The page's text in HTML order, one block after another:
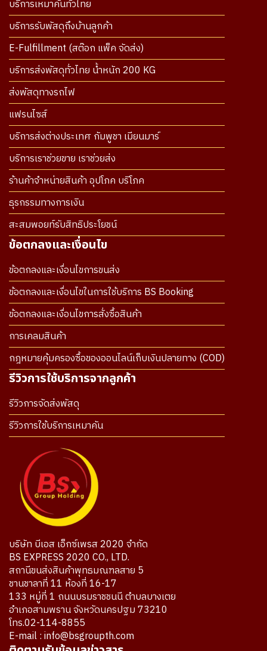
บริการเหมาคันทั่วไทย
บริการรับพัสดุถึงบ้านลูกค้า
E-Fulfillment (สต๊อก แพ็ค จัดส่ง)
บริการส่งพัสดุทั่วไทย น้ำหนัก 200 KG
ส่งพัสดุทางรถไฟ
แฟรนไซส์
บริการส่งต่างประเทศ กัมพูชา เมียนมาร์
บริการเราช่วยขาย เราช่วยส่ง
ร้านค้าจำหน่ายสินค้า อุปโภค บริโภค
ธุรกรรมทางการเงิน
สะสมพอยท์รับสิทธิประโยชน์
ข้อตกลงและเงื่อนไข
ข้อตกลงและเงื่อนไขการขนส่ง
ข้อตกลงและเงื่อนไขในการใช้บริการ BS Booking
ข้อตกลงและเงื่อนไขการสั่งซื้อสินค้า
การเคลมสินค้า
กฎหมายคุ้มครองซื้อของออนไลน์เก็บเงินปลายทาง (COD)
รีวิวการใช้บริการจากลูกค้า
รีวิวการจัดส่งพัสดุ
รีวิวการใช้บริการเหมาคัน
บริษัท บีเอส เอ็กซ์เพรส 2020 จำกัด
BS EXPRESS 2020 CO., LTD.
สถานีขนส่งสินค้าพุทธมณฑลสาย 5
ชานชาลาที่ 11 ห้องที่ 16-17
133 หมู่ที่ 1 ถนนบรมราชชนนี ตำบลบางเตย
อำเภอสามพราน จังหวัดนครปฐม 73210
โทร.02-114-8855
E-mail : info@bsgroupth.com